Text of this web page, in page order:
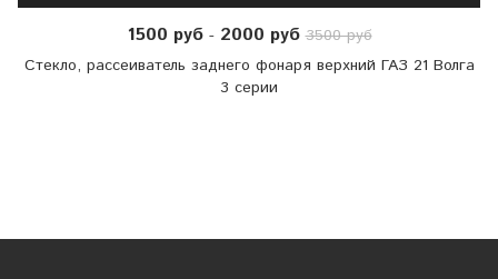
1500 руб- 2000 руб 3500 руб
Стекло, рассеиватель заднего фонаря верхний ГАЗ 21 Волга
3 серии